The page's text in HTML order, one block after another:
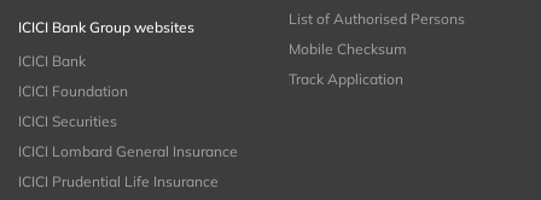
ICICI Bank Group websites
ICICI Bank
ICICI Foundation
ICICI Securities
ICICI Lombard General Insurance
ICICI Prudential Life Insurance
List of Authorised Persons
Mobile Checksum
Track Application